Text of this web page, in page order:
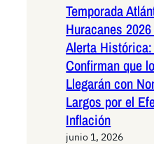
Temporada
Huracanes
Alerta
Confirman que
Llegarán con
Largos por el
Inflación
junio 1, 2026